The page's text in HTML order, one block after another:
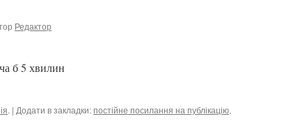
Редактор
б 5 хвилин
. | Додати в закладки:постійне посилання на публікацію.